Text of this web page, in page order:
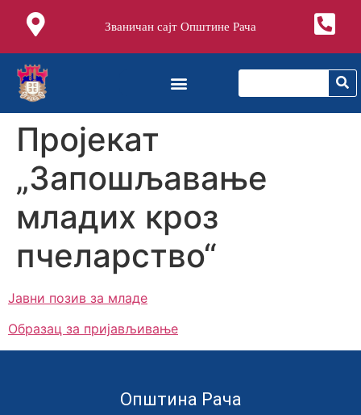
Званичан сајт Општине Рача
Пројекат
„Запошљавање
младих кроз
пчеларство“
Јавни позив за младе
Образац за пријављивање
Општина Рача